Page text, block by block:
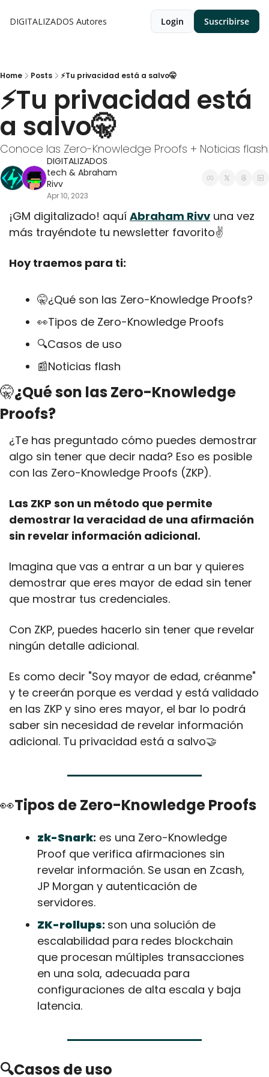
DIGITALIZADOS Autores Login Suscribirse
Home Posts ⚡Tu privacidad está a salvo🤫
⚡Tu privacidad está
a salvo🤫
Conoce las Zero-Knowledge Proofs + Noticias flash
DIGITALIZADOS
tech & Abraham
Rivv
Apr 10, 2023
¡GM digitalizado! aquí Abraham Rivv una vez
más trayéndote tu newsletter favorito✌️
Hoy traemos para ti:
🤫¿Qué son las Zero-Knowledge Proofs?
👀Tipos de Zero-Knowledge Proofs
🔍Casos de uso
📰Noticias flash
🤫¿Qué son las Zero-Knowledge
Proofs?
¿Te has preguntado cómo puedes demostrar
algo sin tener que decir nada? Eso es posible
con las Zero-Knowledge Proofs (ZKP).
Las ZKP son un método que permite
demostrar la veracidad de una afirmación
sin revelar información adicional.
Imagina que vas a entrar a un bar y quieres
demostrar que eres mayor de edad sin tener
que mostrar tus credenciales.
Con ZKP, puedes hacerlo sin tener que revelar
ningún detalle adicional.
Es como decir "Soy mayor de edad, créanme"
y te creerán porque es verdad y está validado
en las ZKP y sino eres mayor, el bar lo podrá
saber sin necesidad de revelar información
adicional. Tu privacidad está a salvo🤝
👀Tipos de Zero-Knowledge Proofs
zk-Snark: es una Zero-Knowledge
Proof que verifica afirmaciones sin
revelar información. Se usan en Zcash,
JP Morgan y autenticación de
servidores.
ZK-rollups: son una solución de
escalabilidad para redes blockchain
que procesan múltiples transacciones
en una sola, adecuada para
configuraciones de alta escala y baja
latencia.
🔍Casos de uso